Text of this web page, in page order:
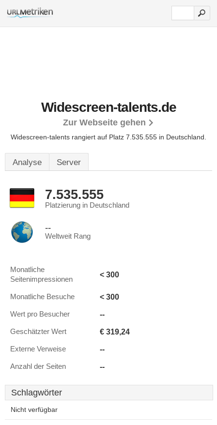
Widescreen-talents.de
Zur Webseite gehen
Widescreen-talents rangiert auf Platz 7.535.555 in Deutschland.
Analyse Server
7.535.555
Platzierung in Deutschland
--
Weltweit Rang
Monatliche
Seitenimpressionen
< 300
Monatliche Besuche < 300
Wert pro Besucher --
Geschätzter Wert € 319,24
Externe Verweise --
Anzahl der Seiten --
Schlagwörter
Nicht verfügbar